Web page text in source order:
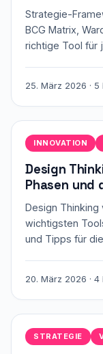
Strategie-
BCG Matrix,
richtige Tool für
25. März 2026 · 5
INNOVATION
Design
Phasen und
Design Thinking
wichtigsten
und Tipps für die
20. März 2026 · 4
STRATEGIE